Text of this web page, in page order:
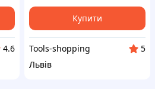
4.6
Купити
Tools-shopping
5
Львів